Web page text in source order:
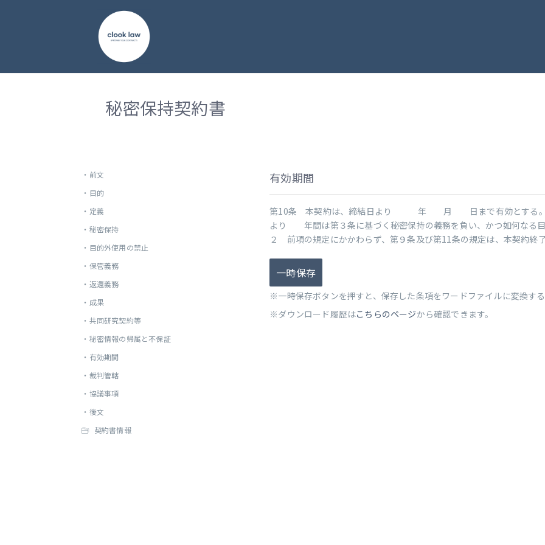
秘密保持契約書
・ 前文
・ 目的
・ 定義
・ 秘密保持
・ 目的外使用の禁止
・ 保管義務
・ 返還義務
・ 成果
・ 共同研究契約等
・ 秘密情報の帰属と不保証
・ 有効期間
・ 裁判管轄
・ 協議事項
・ 後文
契約書情報
有効期間
第10条 本契約は、締結日より 年 月 日まで有効とする。但
より 年間は第３条に基づく秘密保持の義務を負い、かつ如何なる目
２ 前項の規定にかかわらず、第９条及び第11条の規定は、本契約終
一時保存
※一時保存ボタンを押すと、保存した条項をワードファイルに変換する
※ダウンロード履歴はこちらのページから確認できます。